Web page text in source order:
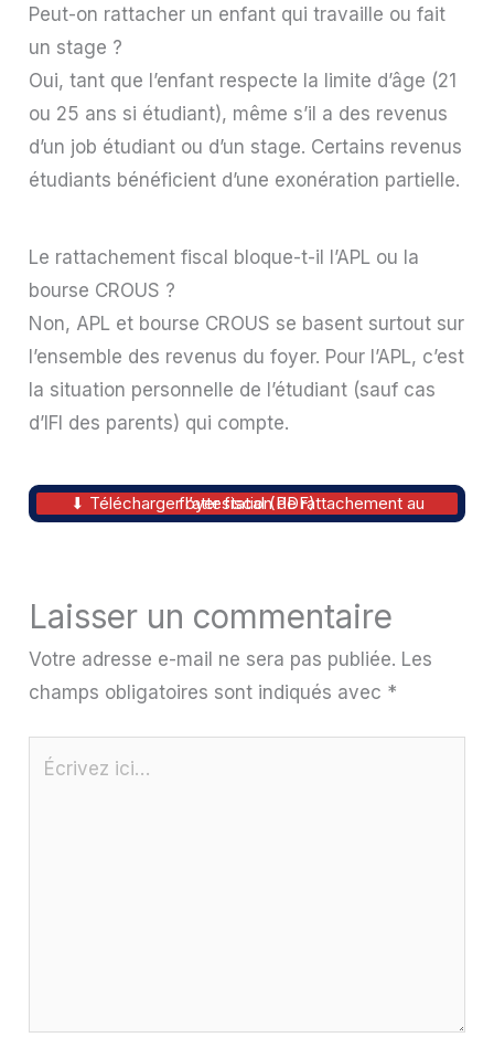
Peut-on rattacher un enfant qui travaille ou fait
un stage ?
Oui, tant que l’enfant respecte la limite d’âge (21
ou 25 ans si étudiant), même s’il a des revenus
d’un job étudiant ou d’un stage. Certains revenus
étudiants bénéficient d’une exonération partielle.
Le rattachement fiscal bloque-t-il l’APL ou la
bourse CROUS ?
Non, APL et bourse CROUS se basent surtout sur
l’ensemble des revenus du foyer. Pour l’APL, c’est
la situation personnelle de l’étudiant (sauf cas
d’IFI des parents) qui compte.
⬇ Télécharger l’attestation de rattachement au foyer fiscal (PDF)
Laisser un commentaire
Votre adresse e-mail ne sera pas publiée. Les
champs obligatoires sont indiqués avec *
Écrivez